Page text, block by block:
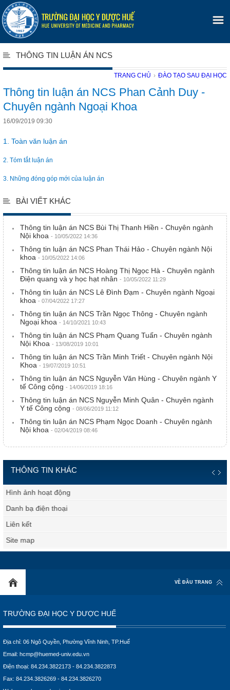
THÔNG TIN LUẬN ÁN NCS
TRANG CHỦ › ĐÀO TẠO SAU ĐẠI HỌC
Thông tin luận án NCS Phan Cảnh Duy -
Chuyên ngành Ngoại Khoa
16/09/2019 09:30
1. Toàn văn luận án
2. Tóm tắt luận án
3. Những đóng góp mới của luận án
BÀI VIẾT KHÁC
Thông tin luận án NCS Bùi Thị Thanh Hiền - Chuyên ngành
Nội khoa - 10/05/2022 14:36
Thông tin luận án NCS Phan Thái Hảo - Chuyên ngành Nội
khoa - 10/05/2022 14:06
Thông tin luận án NCS Hoàng Thị Ngọc Hà - Chuyên ngành
Điện quang và y học hạt nhân - 10/05/2022 11:29
Thông tin luận án NCS Lê Đình Đạm - Chuyên ngành Ngoại
khoa - 07/04/2022 17:27
Thông tin luận án NCS Trần Ngọc Thông - Chuyên ngành
Ngoại khoa - 14/10/2021 10:43
Thông tin luận án NCS Phạm Quang Tuấn - Chuyên ngành
Nội Khoa - 13/08/2019 10:01
Thông tin luận án NCS Trần Minh Triết - Chuyên ngành Nội
Khoa - 19/07/2019 10:51
Thông tin luận án NCS Nguyễn Văn Hùng - Chuyên ngành Y
tế Công cộng - 14/06/2019 18:16
Thông tin luận án NCS Nguyễn Minh Quân - Chuyên ngành
Y tế Công cộng - 08/06/2019 11:12
Thông tin luận án NCS Phạm Ngọc Doanh - Chuyên ngành
Nội khoa - 02/04/2019 08:46
THÔNG TIN KHÁC
Hình ảnh hoạt động
Danh bạ điện thoại
Liên kết
Site map
VỀ ĐẦU TRANG
TRƯỜNG ĐẠI HỌC Y DƯỢC HUẾ
Địa chỉ: 06 Ngô Quyền, Phường Vĩnh Ninh, TP.Huế
Email: hcmp@huemed-univ.edu.vn
Điện thoại: 84.234.3822173 - 84.234.3822873
Fax: 84.234.3826269 - 84.234.3826270